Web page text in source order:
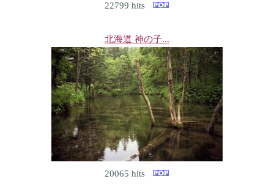
22799 hits
北海道 神の子...
20065 hits